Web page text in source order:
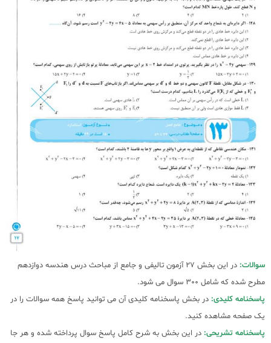
سوالات:
در این بخش 27 آزمون تالیفی و جامع از مباحث درس هندسه دوازدهم
مطرح شده که شامل 300 سوال می شود.
پاسخنامه کلیدی: در بخش پاسخنامه کلیدی آن می توانید پاسخ همه سوالات را در
یک صفحه مشاهده کنید.
پاسخنامه تشریحی: در این بخش به شرح کامل پاسخ سوال پرداخته شده و هر جا